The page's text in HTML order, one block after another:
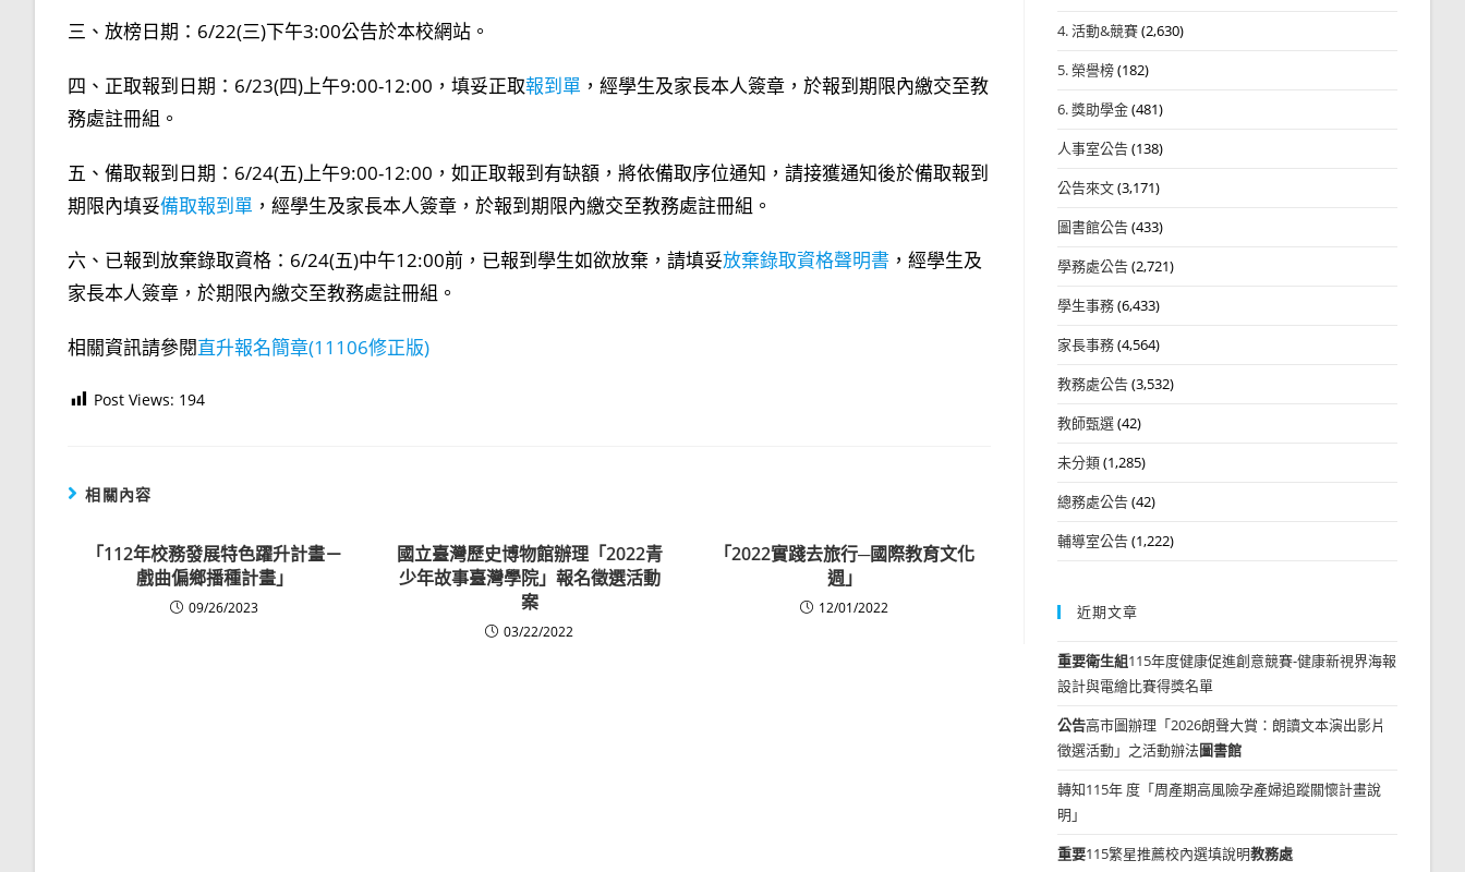
三、放榜日期：6/22(三)下午3:00公告於本校網站。
四、正取報到日期：6/23(四)上午9:00-12:00，填妥正取報到單 ，經學生及家長本人簽章，於報到期限內繳交至教
務處註冊組。
五、備取報到日期：6/24(五)上午9:00-12:00，如正取報到有缺額，將依備取序位通知，請接獲通知後於備取報到
期限內填妥備取報到單 ，經學生及家長本人簽章，於報到期限內繳交至教務處註冊組。
六、已報到放棄錄取資格：6/24(五)中午12:00前，已報到學生如欲放棄，請填妥放棄錄取資格聲明書 ，經學生及
家長本人簽章，於期限內繳交至教務處註冊組。
相關資訊請參閱直升報名簡章(11106修正版)
Post Views: 194
相關內容
「112年校務發展特色躍升計畫－
戲曲偏鄉播種計畫」
09/26/2023
國立臺灣歷史博物館辦理「2022青
少年故事臺灣學院」報名徵選活動
案
03/22/2022
「2022實踐去旅行─國際教育文化
週」
12/01/2022
4. 活動&競賽(2,630)
5. 榮譽榜(182)
6. 獎助學金(481)
人事室公告(138)
公告來文(3,171)
圖書館公告(433)
學務處公告(2,721)
學生事務(6,433)
家長事務(4,564)
教務處公告(3,532)
教師甄選(42)
未分類(1,285)
總務處公告(42)
輔導室公告(1,222)
近期文章
重要衛生組115年度健康促進創意競賽-健康新視界海報
設計與電繪比賽得獎名單
公告高市圖辦理「2026朗聲大賞：朗讀文本演出影片
徵選活動」之活動辦法圖書館
轉知115年 度「周產期高風險孕產婦追蹤關懷計畫說
明」
重要115繁星推薦校內選填說明教務處